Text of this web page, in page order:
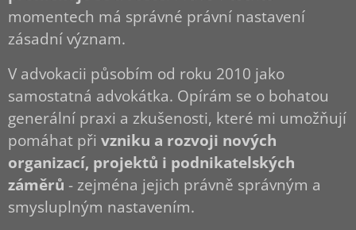
momentech má správné právní nastavení
zásadní význam.
V advokacii působím od roku 2010 jako
samostatná advokátka. Opírám se o bohatou
generální praxi a zkušenosti, které mi umožňují
pomáhat při vzniku a rozvoji nových
organizací, projektů i podnikatelských
záměrů - zejména jejich právně správným a
smysluplným nastavením.